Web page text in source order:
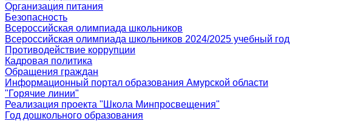
Организация питания
Безопасность
Всероссийская олимпиада школьников
Всероссийская олимпиада школьников 2024/2025 учебный год
Противодействие коррупции
Кадровая политика
Обращения граждан
Информационный портал образования Амурской области
"Горячие линии"
Реализация проекта "Школа Минпросвещения"
Год дошкольного образования